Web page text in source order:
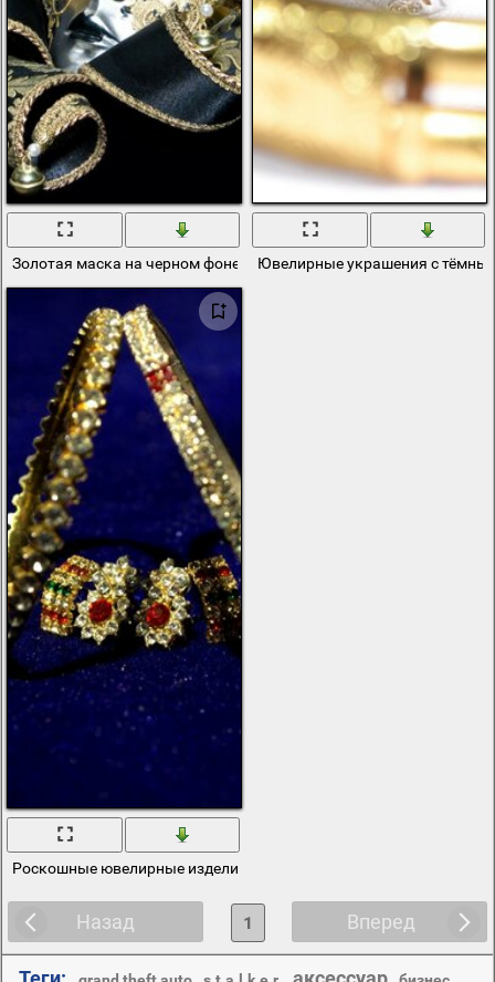
Золотая маска на черном фоне Ювелирные украшения с
Роскошные ювелирные изделия с камнями
Назад Вперед
1